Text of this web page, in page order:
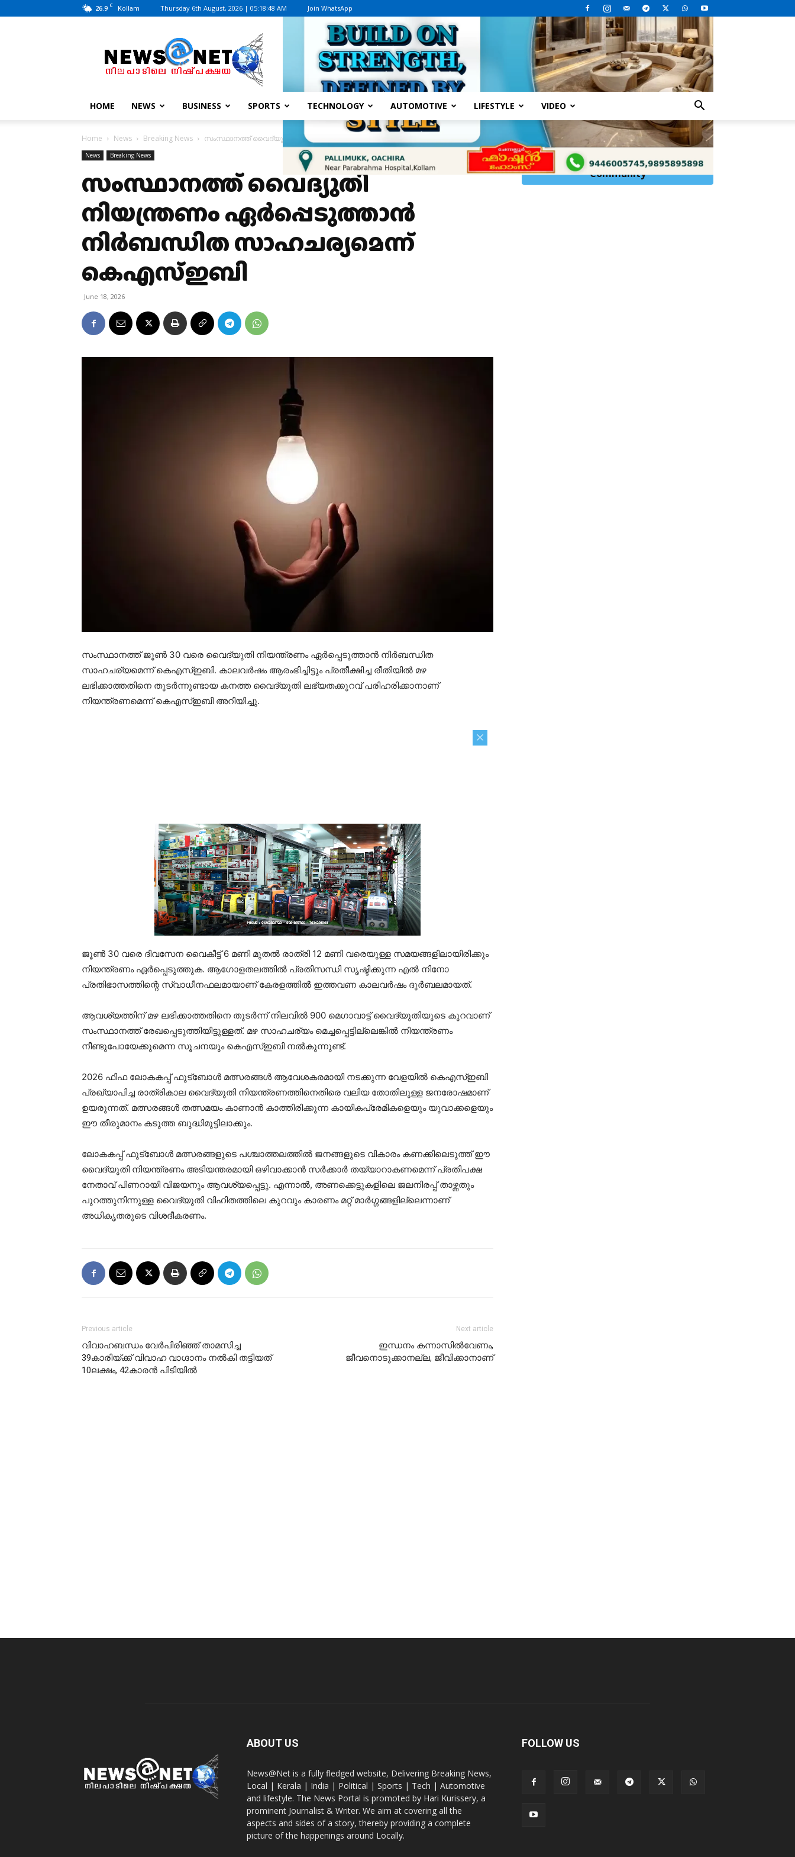
26.9 C Kollam Thursday 6th August, 2026 | 05:18:48 AM Join WhatsApp
News@Net
|
www.newsatnet.com
HOME NEWS BUSINESS SPORTS TECHNOLOGY AUTOMOTIVE LIFESTYLE VIDEO
Home News Breaking News സംസ്ഥാനത്ത് വൈദ്യുതി നിയന്ത്രണം ഏര്‍പ്പെടുത്താന്‍ നിര്‍ബന്ധിത സാഹചര്യമെന്ന് കെഎസ്ഇബി
News Breaking News
സംസ്ഥാനത്ത് വൈദ്യുതി
നിയന്ത്രണം ഏര്‍പ്പെടുത്താന്‍
നിര്‍ബന്ധിത സാഹചര്യമെന്ന്
കെഎസ്ഇബി
June 18, 2026
സംസ്ഥാനത്ത് ജൂണ്‍ 30 വരെ വൈദ്യുതി നിയന്ത്രണം ഏര്‍പ്പെടുത്താന്‍ നിര്‍ബന്ധിത
സാഹചര്യമെന്ന് കെഎസ്ഇബി. കാലവര്‍ഷം ആരംഭിച്ചിട്ടും പ്രതീക്ഷിച്ച രീതിയില്‍ മഴ
ലഭിക്കാത്തതിനെ തുടര്‍ന്നുണ്ടായ കനത്ത വൈദ്യുതി ലഭ്യതക്കുറവ് പരിഹരിക്കാനാണ്
നിയന്ത്രണമെന്ന് കെഎസ്ഇബി അറിയിച്ചു.
ജൂണ്‍ 30 വരെ ദിവസേന വൈകീട്ട് 6 മണി മുതല്‍ രാത്രി 12 മണി വരെയുള്ള സമയങ്ങളിലായിരിക്കും
നിയന്ത്രണം ഏര്‍പ്പെടുത്തുക. ആഗോളതലത്തില്‍ പ്രതിസന്ധി സൃഷ്ടിക്കുന്ന എല്‍ നിനോ
പ്രതിഭാസത്തിന്റെ സ്വാധീനഫലമായാണ് കേരളത്തില്‍ ഇത്തവണ കാലവര്‍ഷം ദുര്‍ബലമായത്.
ആവശ്യത്തിന് മഴ ലഭിക്കാത്തതിനെ തുടര്‍ന്ന് നിലവില്‍ 900 മെഗാവാട്ട് വൈദ്യുതിയുടെ കുറവാണ്
സംസ്ഥാനത്ത് രേഖപ്പെടുത്തിയിട്ടുള്ളത്. മഴ സാഹചര്യം മെച്ചപ്പെട്ടില്ലെങ്കില്‍ നിയന്ത്രണം
നീണ്ടുപോയേക്കുമെന്ന സൂചനയും കെഎസ്ഇബി നല്‍കുന്നുണ്ട്.
2026 ഫിഫ ലോകകപ്പ് ഫുട്‌ബോള്‍ മത്സരങ്ങള്‍ ആവേശകരമായി നടക്കുന്ന വേളയില്‍ കെഎസ്ഇബി
പ്രഖ്യാപിച്ച രാത്രികാല വൈദ്യുതി നിയന്ത്രണത്തിനെതിരെ വലിയ തോതിലുള്ള ജനരോഷമാണ്
ഉയരുന്നത്. മത്സരങ്ങള്‍ തത്സമയം കാണാന്‍ കാത്തിരിക്കുന്ന കായികപ്രേമികളെയും യുവാക്കളെയും
ഈ തീരുമാനം കടുത്ത ബുദ്ധിമുട്ടിലാക്കും.
ലോകകപ്പ് ഫുട്‌ബോള്‍ മത്സരങ്ങളുടെ പശ്ചാത്തലത്തില്‍ ജനങ്ങളുടെ വികാരം കണക്കിലെടുത്ത് ഈ
വൈദ്യുതി നിയന്ത്രണം അടിയന്തരമായി ഒഴിവാക്കാന്‍ സര്‍ക്കാര്‍ തയ്യാറാകണമെന്ന് പ്രതിപക്ഷ
നേതാവ് പിണറായി വിജയനും ആവശ്യപ്പെട്ടു. എന്നാല്‍, അണക്കെട്ടുകളിലെ ജലനിരപ്പ് താഴ്ന്നതും
പുറത്തുനിന്നുള്ള വൈദ്യുതി വിഹിതത്തിലെ കുറവും കാരണം മറ്റ് മാര്‍ഗ്ഗങ്ങളില്ലെന്നാണ്
അധികൃതരുടെ വിശദീകരണം.
Previous article
വിവാഹബന്ധം വേർപിരിഞ്ഞ് താമസിച്ച
39കാരിയ്ക്ക് വിവാഹ വാഗ്ദാനം നൽകി തട്ടിയത്
10ലക്ഷം, 42കാരൻ പിടിയിൽ
Next article
ഇന്ധനം കന്നാസില്‍വേണം,
ജീവനൊടുക്കാനല്ല, ജീവിക്കാനാണ്
Click Here toJoinWhatsApp
Community
ABOUT US
News@Net is a fully fledged website, Delivering Breaking News,
Local | Kerala | India | Political | Sports | Tech | Automotive
and lifestyle. The News Portal is promoted by Hari Kurissery, a
prominent Journalist & Writer. We aim at covering all the
aspects and sides of a story, thereby providing a complete
picture of the happenings around Locally.
FOLLOW US